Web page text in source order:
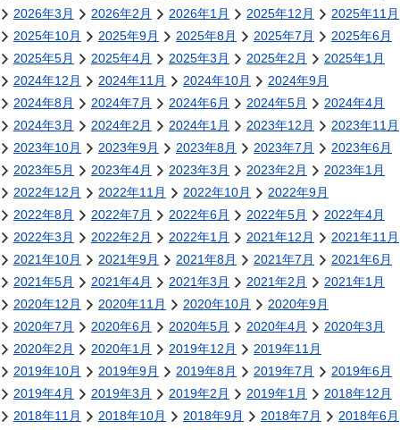
2026年3月
2026年2月 2026年1月 2025年12月
2025年11月
2025年10月
2025年9月 2025年8月 2025年7月
2025年6月
2025年5月
2025年4月 2025年3月 2025年2月
2025年1月
2024年12月
2024年11月 2024年10月
2024年9月
2024年8月
2024年7月 2024年6月 2024年5月
2024年4月
2024年3月
2024年2月 2024年1月 2023年12月
2023年11月
2023年10月
2023年9月 2023年8月 2023年7月
2023年6月
2023年5月
2023年4月 2023年3月 2023年2月
2023年1月
2022年12月
2022年11月 2022年10月
2022年9月
2022年8月
2022年7月 2022年6月 2022年5月
2022年4月
2022年3月
2022年2月 2022年1月 2021年12月
2021年11月
2021年10月
2021年9月 2021年8月 2021年7月
2021年6月
2021年5月
2021年4月 2021年3月 2021年2月
2021年1月
2020年12月
2020年11月 2020年10月
2020年9月
2020年7月
2020年6月 2020年5月 2020年4月
2020年3月
2020年2月
2020年1月 2019年12月
2019年11月
2019年10月
2019年9月 2019年8月 2019年7月
2019年6月
2019年4月
2019年3月 2019年2月 2019年1月
2018年12月
2018年11月
2018年10月 2018年9月 2018年7月
2018年6月